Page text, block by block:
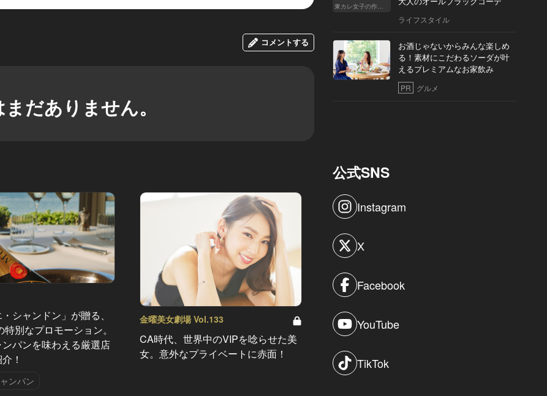
コメントする
だありません。
・シャンドン」が贈る、
別なプロモーション。
パンを味わえる厳選店
！
ンパン
金曜美女劇場 Vol.133
CA時代、世界中のVIPを唸らせた美
女。意外なプライベートに赤面！
【3/10（金）の運勢をチェック！】
気になる彼と心の距離が近くなりそ
うな予感
東カレ女子の作り方
ライフスタイル
お酒じゃないからみんな楽しめ
る！素材にこだわるソーダが叶
えるプレミアムなお家飲み
PR グルメ
公式SNS
Instagram
X
Facebook
YouTube
TikTok